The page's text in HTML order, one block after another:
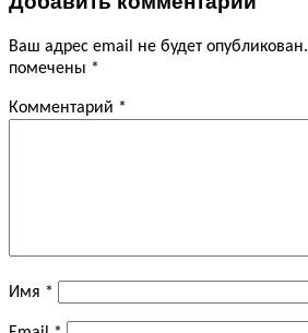
Ваш адрес email не будет опубликован.
помечены *
Комментарий *
Имя *